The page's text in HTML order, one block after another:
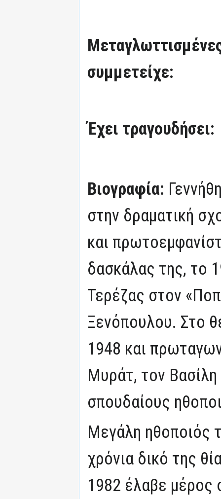
συμμετείχε:
Έχει τραγουδήσει:
Βιογραφία:
στην δραματική
και
δασκάλας της, το
Τερέζας στον
Ξενόπουλου. Στο
1948 και
Μυράτ, τον
σπουδαίους
Μεγάλη ηθοποιός
χρόνια δικό της
1982 έλαβε μέρος